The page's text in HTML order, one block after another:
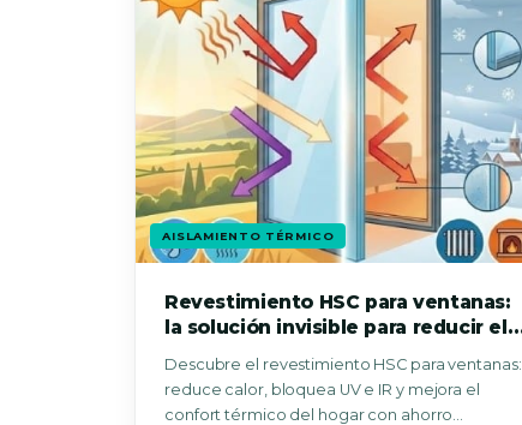
AISLAMIENTO TÉRMICO
Revestimiento HSC para ventanas:
la solución invisible para reducir el
energética del hogar
Descubre el revestimiento HSC para ventanas:
reduce calor, bloquea UV e IR y mejora el
confort térmico del hogar con ahorro